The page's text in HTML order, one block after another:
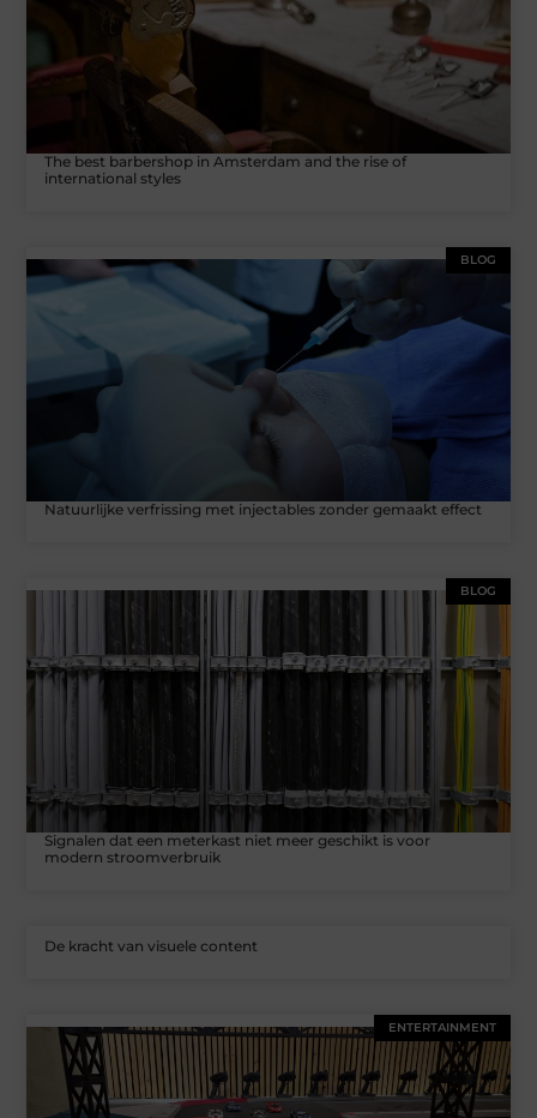
The best barbershop in Amsterdam and the rise of
international styles
BLOG
Natuurlijke verfrissing met injectables zonder gemaakt effect
BLOG
Signalen dat een meterkast niet meer geschikt is voor
modern stroomverbruik
De kracht van visuele content
ENTERTAINMENT